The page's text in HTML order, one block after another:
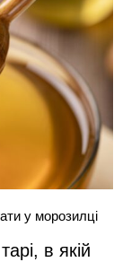
у морозилці
в якій